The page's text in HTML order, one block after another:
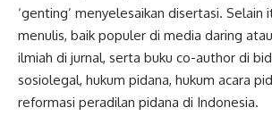
‘genting’ menyelesaikan disertasi. Selain
menulis, baik populer di media daring
ilmiah di jurnal, serta buku co-author di
sosiolegal, hukum pidana, hukum acara
reformasi peradilan pidana di Indonesia.